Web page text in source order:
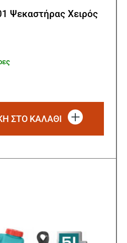
Ψεκαστήρας Χειρός
ΣΤΟ ΚΑΛΑΘΙ